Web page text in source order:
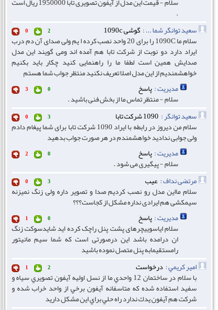
.
سعید توانگر شما ... : گوشی 1090c 2
0
سلام ما 1090C را برای 20 واحد نصب کرده ا یم ولی صدای آن دم درب
ایراد دارد دو نوبت از شرکت تابا هم آمده اند ومی گویند این مدل
صدایش همین است لطفا ما را راهنمایی کنید چکار باید بکنیم
خواهشمندیم از این مدل اصلا تعریف نکنید منتظر جواب شما هستم
مدیریت :پاسخ 0
3
سلام - منتظر تماس ما از بخش فنی باشید .
سعید توانگر : 1090 شرکت تابا 3
0
سلام من دیروز در رابطه با ایراد 1090 شرکت تابا برای شما پیغام دادم
ولی جوابی ندادید خواهشمندم در هر صورت جواب بدهید
مدیریت :پاسخ 0
2
سلام - پیگیری می شود .
مرتضی نداف : عیب 3
0
سلام مااین مدل رو نصب کردیم صدا و تصویر داره ولی زنگ نمیزنه
سیمکشی هم ایرادی نداره مشکل از کجاست؟؟؟
مدیریت :پاسخ 0
1
سلام ایاسوییچرهای پشت پنل راچک کرده اید شایدسوکت زنگ
ان درامده باشد این درصورتی است که شما سیم مانیتور
رامستقیمابه پنل متصل نموده باشید
امير كريمي : درخواست 2
1
با سلام در ساختمان 12 واحدي ما از نسل اوليه آيفون تصويري سياه و
سفيد استفاده شده كه متاسفانه آيفون برخي از واحد خراب شده و
شركت هم آيفون يدك ندارد راه حلي براي اين مشكل داريد